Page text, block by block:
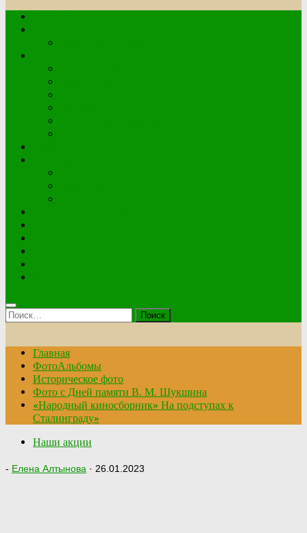
Найти:
Главная
ФотоАльбомы
Историческое фото
Фото с Дней памяти В. М. Шукшина
«Народный киносборник» На подступах к
Сталинграду»
Наши акции
- Елена Алтынова · 26.01.2023